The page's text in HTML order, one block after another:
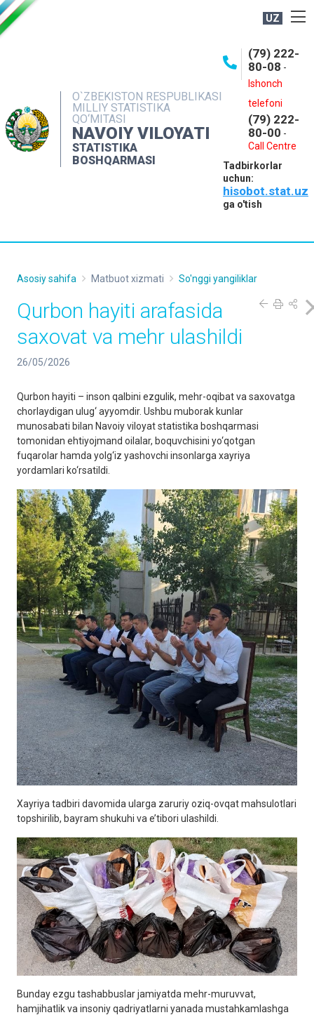
UZ
O`ZBEKISTON RESPUBLIKASI
MILLIY STATISTIKA
QO‘MITASI
NAVOIY VILOYATI
STATISTIKA
BOSHQARMASI
(79) 222-
80-08 -
Ishonch
telefoni
(79) 222-
80-00 -
Call Centre
Tadbirkorlar
uchun:
hisobot.stat.uz
ga o'tish
OCHIQ MA'LUMOTLAR
INTERAKTIV XIZMATLAR
MUROJAATLAR
Asosiy sahifa Matbuot xizmati So'nggi yangiliklar
Qurbon hayiti arafasida
saxovat va mehr ulashildi
26/05/2026
Qurbon hayiti – inson qalbini ezgulik, mehr-oqibat va saxovatga
chorlaydigan ulug‘ ayyomdir. Ushbu muborak kunlar
munosabati bilan Navoiy viloyat statistika boshqarmasi
tomonidan ehtiyojmand oilalar, boquvchisini yo‘qotgan
fuqarolar hamda yolg‘iz yashovchi insonlarga xayriya
yordamlari ko‘rsatildi.
Xayriya tadbiri davomida ularga zaruriy oziq-ovqat mahsulotlari
topshirilib, bayram shukuhi va e’tibori ulashildi.
Bunday ezgu tashabbuslar jamiyatda mehr-muruvvat,
hamjihatlik va insoniy qadriyatlarni yanada mustahkamlashga